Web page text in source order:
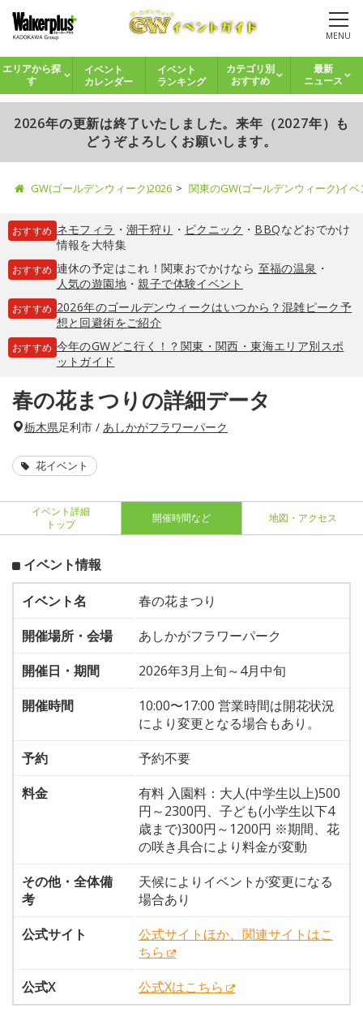
MENU
エリアから探
す
イベント
カレンダー
イベント
ランキング
カテゴリ別
おすすめ
最新
ニュース
2026年の更新は終了いたしました。来年（2027年）も
どうぞよろしくお願いします。
GW(ゴールデンウィーク)2026 関東のGW(ゴールデンウィーク)イ
おすすめ ネモフィラ ・ 潮干狩り ・ ピクニック ・ BBQなどおでかけ
情報を大特集
おすすめ 連休の予定はこれ！関東おでかけなら 至福の温泉 ・
人気の遊園地・親子で体験イベント
おすすめ 2026年のゴールデンウィークはいつから？混雑ピーク予
想と回避術をご紹介
おすすめ 今年のGWどこ行く！？関東・関西・東海エリア別スポ
ットガイド
春の花まつりの詳細データ
栃木県足利市 / あしかがフラワーパーク
花イベント
イベント詳細
トップ
開催時間など 地図・アクセス
イベント情報
イベント名
春の花まつり
開催場所・会場
あしかがフラワーパーク
開催日・期間
2026年3月上旬～4月中旬
開催時間
10:00〜17:00 営業時間は開花状況
により変更となる場合もあり。
予約
予約不要
料金
有料 入園料：大人(中学生以上)500
円～2300円、子ども(小学生以下4
歳まで)300円～1200円 ※期間、花
の咲き具合により料金が変動
その他・全体備
考
天候によりイベントが変更になる
場合あり
公式サイト
公式サイトほか、関連サイトはこ
ちら
公式X
公式Xはこちら